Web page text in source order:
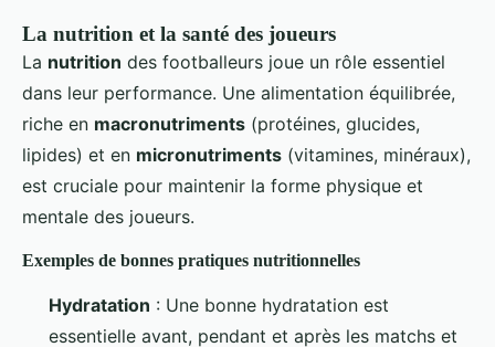
La nutrition et la santé des joueurs
La nutrition des footballeurs joue un rôle essentiel
dans leur performance. Une alimentation équilibrée,
riche en macronutriments (protéines, glucides,
lipides) et en micronutriments (vitamines, minéraux),
est cruciale pour maintenir la forme physique et
mentale des joueurs.
Exemples de bonnes pratiques nutritionnelles
Hydratation : Une bonne hydratation est
essentielle avant, pendant et après les matchs et